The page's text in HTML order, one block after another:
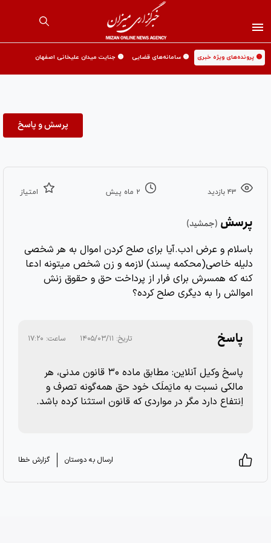
🟡 پرونده‌های ویژه خبری 🟡 سامانه‌های قضایی 🟡 جنایت میدان علیخانی اصفهان
پرسش و پاسخ
امتیاز
پرسش (جمشید)
باسلام و عرض ادب.آیا برای صلح کردن اموال به هر شخصی
دلیله خاصی(محکمه پسند) لازمه و زن شخص میتونه ادعا
کنه که همسرش برای فرار از پرداخت حق و حقوق زنش
اموالش را به دیگری صلح کرده؟
پاسخ تاریخ: ۱۴۰۵/۰۳/۱۱ ساعت: ۱۷:۲۰
پاسخ وکیل آنلاین: مطابق ماده ۳۰ ‌قانون مدنی، هر
مالكي نسبت به مايَملَك خود حق همه‌گونه تصرف و
اِنتفاع دارد مگر در مواردي كه قانون استثنا كرده باشد.
ارسال به دوستان گزارش خطا